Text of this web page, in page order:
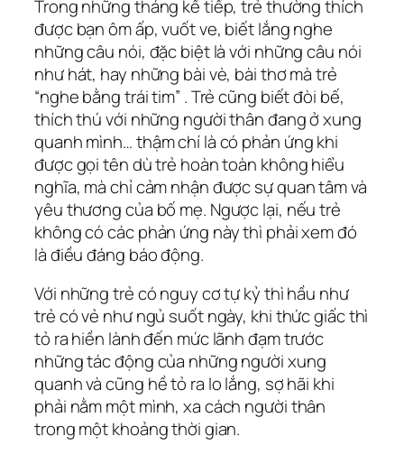
Trong những tháng kế tiếp, trẻ thường thích
được bạn ôm ấp, vuốt ve, biết lắng nghe
những câu nói, đặc biệt là với những câu nói
như hát, hay những bài vè, bài thơ mà trẻ
“nghe bằng trái tim” . Trẻ cũng biết đòi bế,
thích thú với những người thân đang ở xung
quanh mình… thậm chí là có phản ứng khi
được gọi tên dù trẻ hoàn toàn không hiểu
nghĩa, mà chỉ cảm nhận được sự quan tâm và
yêu thương của bố mẹ. Ngược lại, nếu trẻ
không có các phản ứng này thì phải xem đó
là điều đáng báo động.
Với những trẻ có nguy cơ tự kỷ thì hầu như
trẻ có vẻ như ngủ suốt ngày, khi thức giấc thì
tỏ ra hiền lành đến mức lãnh đạm trước
những tác động của những người xung
quanh và cũng hề tỏ ra lo lắng, sợ hãi khi
phải nằm một mình, xa cách người thân
trong một khoảng thời gian.